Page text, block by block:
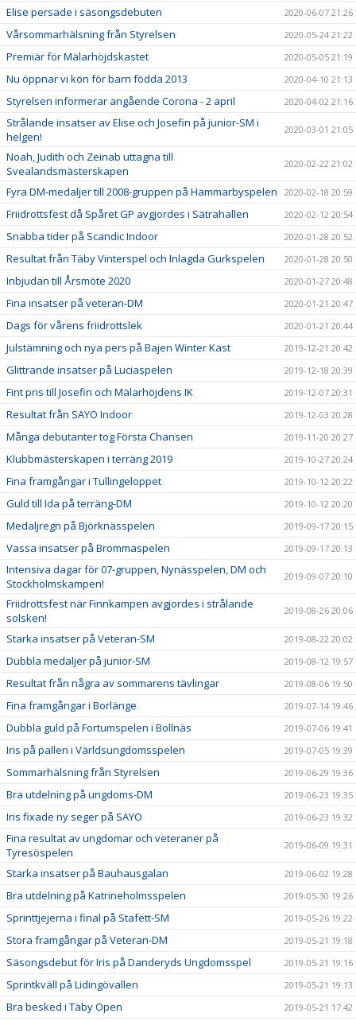
Elise persade i säsongsdebuten 2020-06-07 21:26
Vårsommarhälsning från Styrelsen 2020-05-24 21:22
Premiär för Mälarhöjdskastet 2020-05-05 21:19
Nu öppnar vi kön för barn födda 2013 2020-04-10 21:13
Styrelsen informerar angående Corona - 2 april 2020-04-02 21:16
Strålande insatser av Elise och Josefin på junior-SM i
helgen!
2020-03-01 21:05
Noah, Judith och Zeinab uttagna till
Svealandsmästerskapen
2020-02-22 21:02
Fyra DM-medaljer till 2008-gruppen på Hammarbyspelen 2020-02-18 20:59
Friidrottsfest då Spåret GP avgjordes i Sätrahallen 2020-02-12 20:54
Snabba tider på Scandic Indoor 2020-01-28 20:52
Resultat från Täby Vinterspel och Inlagda Gurkspelen 2020-01-28 20:50
Inbjudan till Årsmöte 2020 2020-01-27 20:48
Fina insatser på veteran-DM 2020-01-21 20:47
Dags för vårens friidrottslek 2020-01-21 20:44
Julstämning och nya pers på Bajen Winter Kast 2019-12-21 20:42
Glittrande insatser på Luciaspelen 2019-12-18 20:39
Fint pris till Josefin och Mälarhöjdens IK 2019-12-07 20:31
Resultat från SAYO Indoor 2019-12-03 20:28
Många debutanter tog Första Chansen 2019-11-20 20:27
Klubbmästerskapen i terräng 2019 2019-10-27 20:24
Fina framgångar i Tullingeloppet 2019-10-12 20:22
Guld till Ida på terräng-DM 2019-10-12 20:20
Medaljregn på Björknässpelen 2019-09-17 20:15
Vassa insatser på Brommaspelen 2019-09-17 20:13
Intensiva dagar för 07-gruppen, Nynässpelen, DM och
Stockholmskampen!
2019-09-07 20:10
Friidrottsfest när Finnkampen avgjordes i strålande
solsken!
2019-08-26 20:06
Starka insatser på Veteran-SM 2019-08-22 20:02
Dubbla medaljer på junior-SM 2019-08-12 19:57
Resultat från några av sommarens tävlingar 2019-08-06 19:50
Fina framgångar i Borlänge 2019-07-14 19:46
Dubbla guld på Fortumspelen i Bollnäs 2019-07-06 19:41
Iris på pallen i Världsungdomsspelen 2019-07-05 19:39
Sommarhälsning från Styrelsen 2019-06-29 19:36
Bra utdelning på ungdoms-DM 2019-06-23 19:35
Iris fixade ny seger på SAYO 2019-06-23 19:32
Fina resultat av ungdomar och veteraner på
Tyresöspelen
2019-06-09 19:31
Starka insatser på Bauhausgalan 2019-06-02 19:28
Bra utdelning på Katrineholmsspelen 2019-05-30 19:26
Sprinttjejerna i final på Stafett-SM 2019-05-26 19:22
Stora framgångar på Veteran-DM 2019-05-21 19:18
Säsongsdebut för Iris på Danderyds Ungdomsspel 2019-05-21 19:16
Sprintkväll på Lidingövallen 2019-05-21 19:13
Bra besked i Täby Open 2019-05-21 17:42